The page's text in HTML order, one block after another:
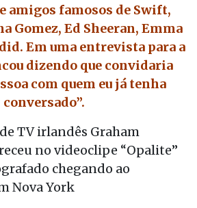
amigos famosos deSwift,
Gomez, Ed Sheeran, Emma
Em uma entrevista para a
dizendo que convidaria
com quem eu já tenha
conversado”.
TV irlandês Graham
no videoclipe “Opalite”
chegando ao
Nova York